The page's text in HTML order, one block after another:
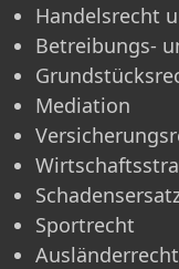
Handelsrecht
Betreibungs-
Mediation
Sportrecht